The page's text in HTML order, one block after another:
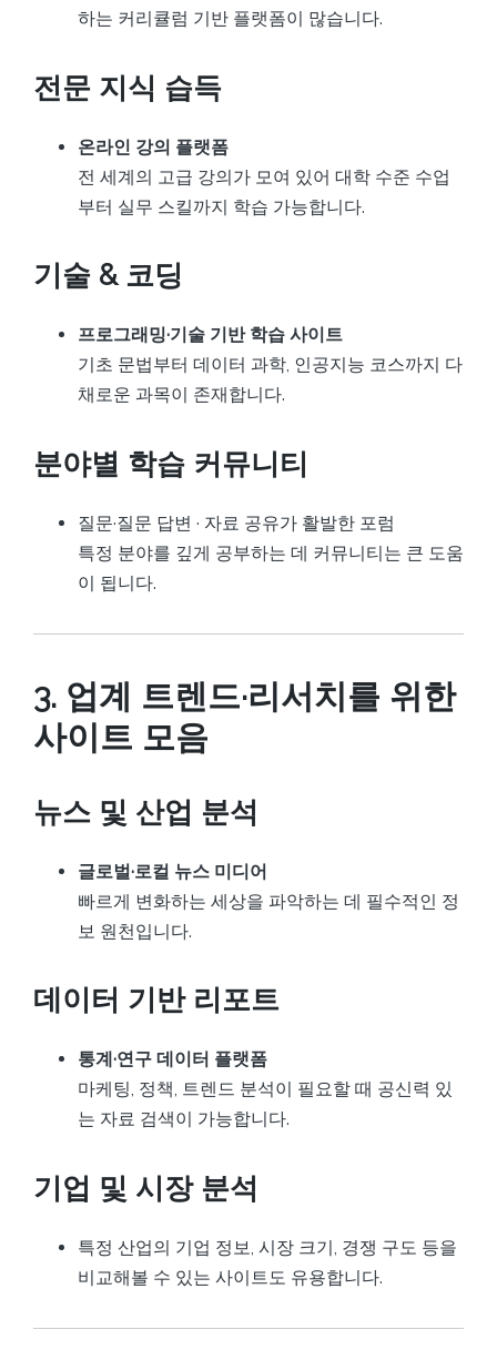
하는 커리큘럼 기반 플랫폼이 많습니다.
전문 지식 습득
온라인 강의 플랫폼
전 세계의 고급 강의가 모여 있어 대학 수준 수업
부터 실무 스킬까지 학습 가능합니다.
기술 & 코딩
프로그래밍·기술 기반 학습 사이트
기초 문법부터 데이터 과학, 인공지능 코스까지 다
채로운 과목이 존재합니다.
분야별 학습 커뮤니티
질문·질문 답변 · 자료 공유가 활발한 포럼
특정 분야를 깊게 공부하는 데 커뮤니티는 큰 도움
이 됩니다.
3. 업계 트렌드·리서치를 위한
사이트 모음
뉴스 및 산업 분석
글로벌·로컬 뉴스 미디어
빠르게 변화하는 세상을 파악하는 데 필수적인 정
보 원천입니다.
데이터 기반 리포트
통계·연구 데이터 플랫폼
마케팅, 정책, 트렌드 분석이 필요할 때 공신력 있
는 자료 검색이 가능합니다.
기업 및 시장 분석
특정 산업의 기업 정보, 시장 크기, 경쟁 구도 등을
비교해볼 수 있는 사이트도 유용합니다.